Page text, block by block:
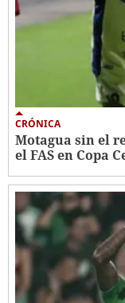
CRÓNICA
Motagua sin el
el FAS en Copa